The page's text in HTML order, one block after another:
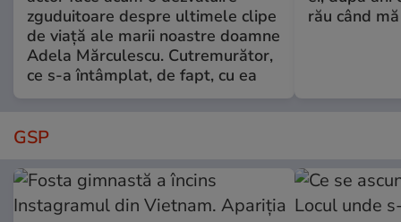
zguduitoare despre ultimele clipe
de viață ale marii noastre doamne
Adela Mărculescu. Cutremurător,
ce s-a întâmplat, de fapt, cu ea
rău când
GSP